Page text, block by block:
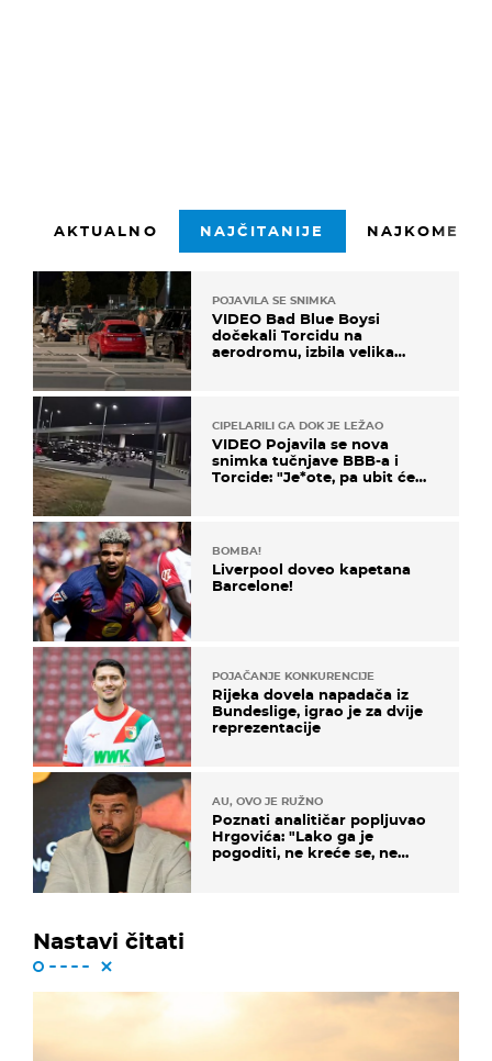
AKTUALNO NAJČITANIJE
POJAVILA SE SNIMKA
VIDEO Bad Blue Boysi
dočekali Torcidu na
aerodromu, izbila velika
CIPELARILI GA DOK JE LEŽAO
VIDEO Pojavila se nova
snimka tučnjave BBB-a i
Torcide: "Je*ote, pa ubit će
BOMBA!
Liverpool doveo kapetana
Barcelone!
POJAČANJE KONKURENCIJE
Rijeka dovela napadača iz
Bundeslige, igrao je za dvije
reprezentacije
AU, OVO JE RUŽNO
Poznati analitičar popljuvao
Hrgovića: "Lako ga je
pogoditi, ne kreće se, ne
Nastavi čitati